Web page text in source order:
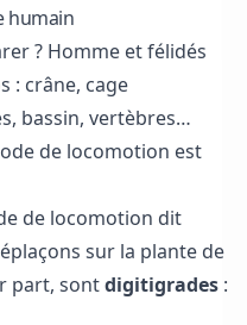
humain
? Homme et félidés
: crâne, cage
bassin, vertèbres…
de locomotion est
de locomotion dit
sur la plante de
part, sontdigitigrades :